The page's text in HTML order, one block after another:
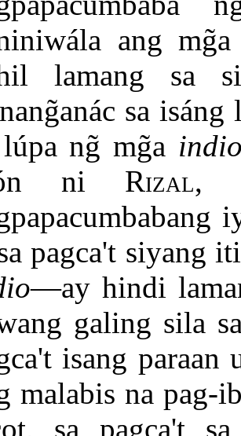
ang
lamang sa
sa
ng̃ mg̃a
ni Rizal,
pagca't siyang
—ay hindi
galing sila
isang paraan
malabis na pag-
sa pagca't